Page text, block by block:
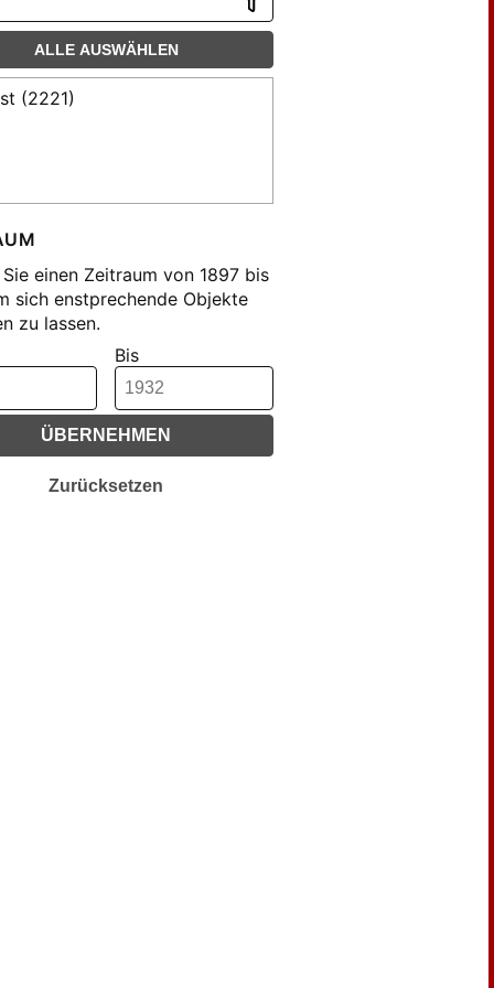
ALLE AUSWÄHLEN
(2221)
Sie einen Zeitraum von 1897 bis
sich enstprechende Objekte
zu lassen.
Bis
ÜBERNEHMEN
Zurücksetzen